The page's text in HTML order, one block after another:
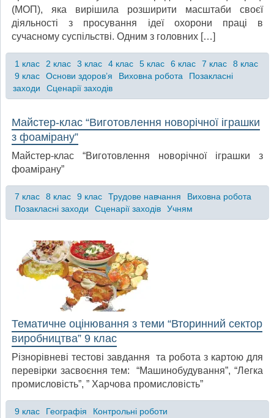
(МОП), яка вирішила розширити масштаби своєї
діяльності з просування ідеї охорони праці в
сучасному суспільстві. Одним з головних […]
1 клас 2 клас 3 клас 4 клас 5 клас 6 клас 7 клас
8 клас
9 клас
Основи здоров’я Виховна робота
Позакласні
заходи
Сценарії заходів
Майстер-клас “Виготовлення новорічної іграшки
з фоамірану”
Майстер-клас “Виготовлення новорічної іграшки з
фоамірану”
7 клас 8 клас 9 клас Трудове навчання
Виховна робота
Позакласні заходи
Сценарії заходів Учням
Тематичне оцінювання з теми “Вторинний сектор
виробництва” 9 клас
Різнорівневі тестові завдання та робота з картою для
перевірки засвоєння тем: “Машинобудування”, “Легка
промисловість”, ” Харчова промисловість”
9 клас Географія Контрольні роботи